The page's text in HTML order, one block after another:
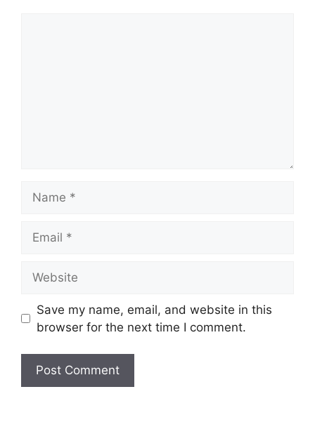
Save my name, email, and website in this
browser for the next time I comment.